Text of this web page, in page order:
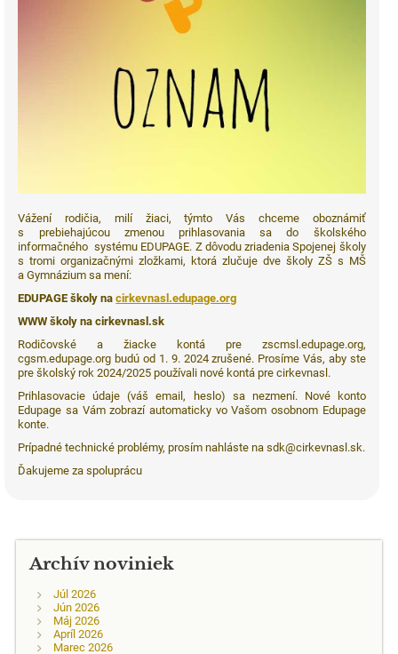
Vážení rodičia, milí žiaci, týmto Vás chceme oboznámiť
s prebiehajúcou zmenou prihlasovania sa do školského
informačného systému EDUPAGE. Z dôvodu zriadenia Spojenej školy
s tromi organizačnými zložkami, ktorá zlučuje dve školy ZŠ s MŠ
a Gymnázium sa mení:
EDUPAGE školy na cirkevnasl.edupage.org
WWW školy na cirkevnasl.sk
Rodičovské a žiacke kontá pre zscmsl.edupage.org,
cgsm.edupage.org budú od 1. 9. 2024 zrušené. Prosíme Vás, aby ste
pre školský rok 2024/2025 používali nové kontá pre cirkevnasl.
Prihlasovacie údaje (váš email, heslo) sa nezmení. Nové konto
Edupage sa Vám zobrazí automaticky vo Vašom osobnom Edupage
konte.
Prípadné technické problémy, prosím nahláste na sdk@cirkevnasl.sk.
Ďakujeme za spoluprácu
Archív noviniek
Júl 2026
Jún 2026
Máj 2026
Apríl 2026
Marec 2026